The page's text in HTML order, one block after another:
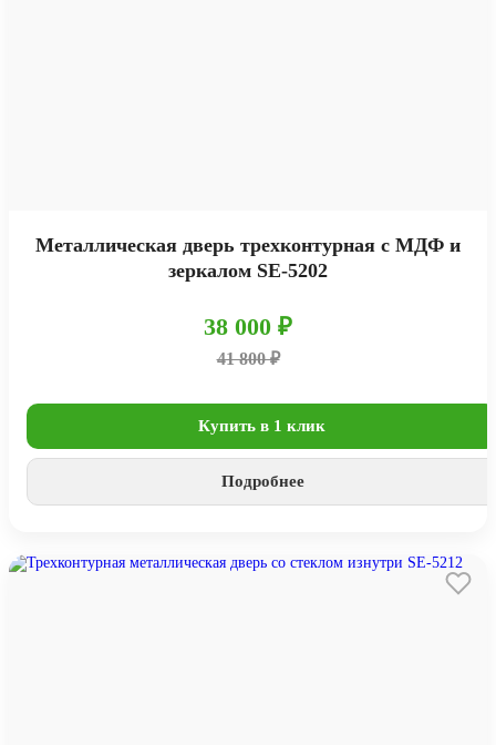
Металлическая дверь трехконтурная с МДФ и
зеркалом SE-5202
38 000 ₽
41 800 ₽
Купить в 1 клик
Подробнее